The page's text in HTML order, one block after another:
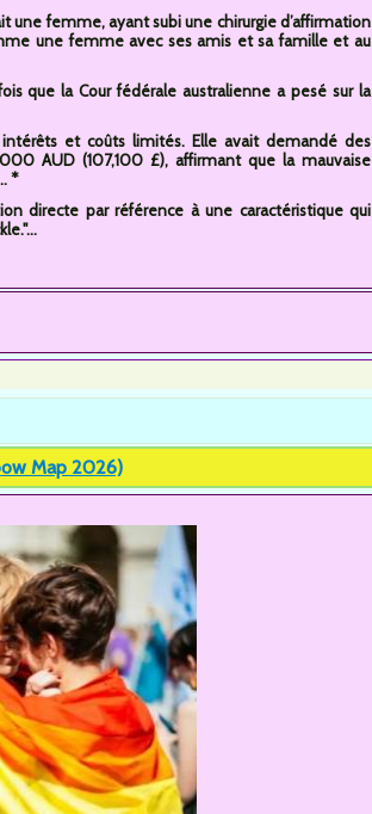
une femme, ayant subi une chirurgie d’affirmation
une femme avec ses amis et sa famille et au
que la Cour fédérale australienne a pesé sur la
et coûts limités. Elle avait demandé des
AUD (107,100 £), affirmant que la mauvaise
*
directe par référence à une caractéristique qui
Map 2026)